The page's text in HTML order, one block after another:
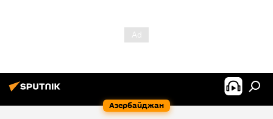
Азербайджан